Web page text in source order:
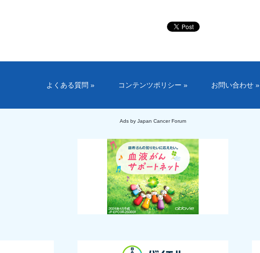
よくある質問 » コンテンツポリシー » お問い合わせ »
Ads by Japan Cancer Forum